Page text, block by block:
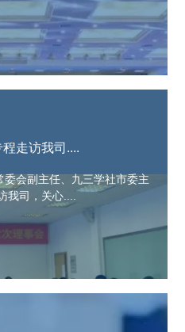
走访我司....
会副主任、九三学社市委主
我司，关心....